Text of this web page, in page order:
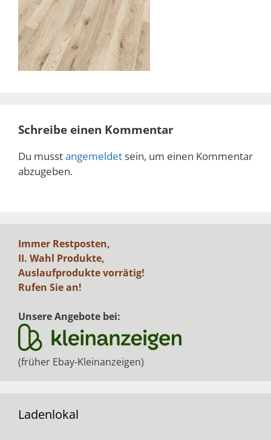
Schreibe einen Kommentar
Du musstangemeldet sein, um einen Kommentar
abzugeben.
Immer Restposten,
II. Wahl Produkte,
Auslaufprodukte vorrätig!
Rufen Sie an!
Unsere Angebote bei:
(früher Ebay-Kleinanzeigen)
Ladenlokal